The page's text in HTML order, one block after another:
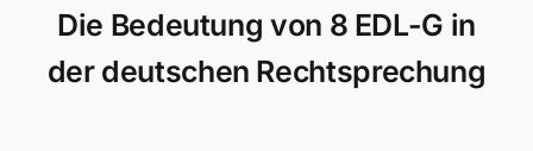
Die Bedeutung von 8 EDL-G in
der deutschen Rechtsprechung